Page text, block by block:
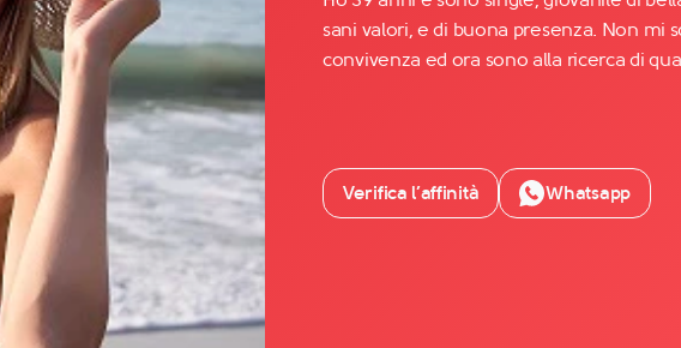
TikTok
sani valori, e di buona presenza. Non mi
convivenza ed ora sono alla ricerca di
Verifica l’affinità Whatsapp